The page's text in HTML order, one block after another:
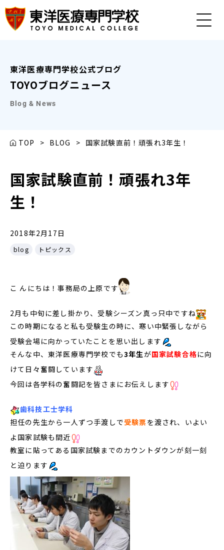
東洋医療専門学校公式ブログ
TOYOブログニュース
Blog & News
TOP > BLOG > 国家試験直前！頑張れ3年生！
国家試験直前！頑張れ3年
生！
2018年2月17日
blog トピックス
こ んにちは！事務局の上原です
2月も中旬に差し掛かり、受験シーズン真っ只中ですね
この時期になると私も受験生の時に、寒い中緊張しながら
受験会場に向かっていたことを思い出します
そんな中、東洋医療専門学校でも3年生が国家試験合格に向
けて日々奮闘しています
今回は各学科の奮闘記を皆さまにお伝えします
歯科技工士学科
担任の先生から一人ずつ手渡しで受験票を渡され、いよい
よ国家試験も間近
教室に貼ってある国家試験までのカウントダウンが刻一刻
と迫ります